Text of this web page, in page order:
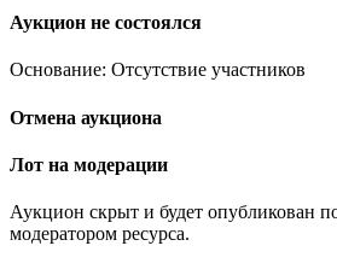
Аукцион не состоялся
Основание: Отсутствие участников
Отмена аукциона
Лот на модерации
Аукцион скрыт и будет опубликован
модератором ресурса.